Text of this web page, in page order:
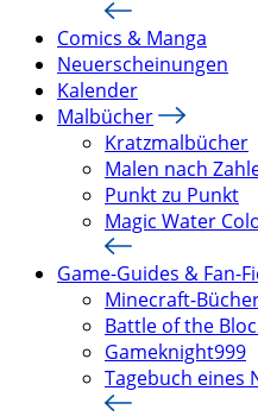
Comics & Manga
Neuerscheinungen
Kalender
Malbücher
Kratzmalbücher
Malen nach
Punkt zu Punkt
Magic Water
Game-Guides & Fan-
Minecraft-
Battle of the
Gameknight999
Tagebuch eines